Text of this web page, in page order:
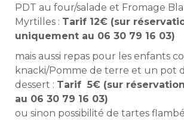
PDT au four/salade et Fromage
Myrtilles : Tarif 12€ (sur
uniquement au 06 30 79 16 03)
mais aussi repas pour les enfants
knacki/Pomme de terre et un pot
dessert : Tarif 5€ (sur
au 06 30 79 16 03)
ou sinon possibilité de tartes